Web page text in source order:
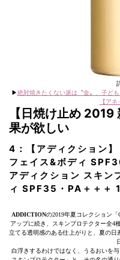
▶︎絶対焼きたくない派は〝金〟、子ど
【ア
【日焼け止め
果が欲しい
4：【アディクション
フェイス&ボディ
アディクション スキン
ィ SPF35・PA＋＋
ADDICTIONの2019年夏コレクション
アップに続き、スキンプロテクター全4
立てる透明感のある仕上がりと、夏の
白浮きするわけではなく、うるおいを